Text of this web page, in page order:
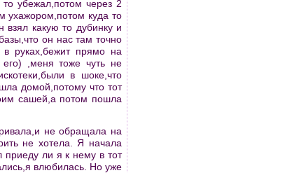
убежал,потом через 2
ухажором,потом куда то
какую то дубинку и
он нас там точно
руках,бежит прямо на
его) ,меня тоже чуть не
в шоке,что
домой,потому что тот
сашей,а потом пошла
не обращала на
не хотела. Я начала
приеду ли я к нему в тот
влюбилась. Но уже